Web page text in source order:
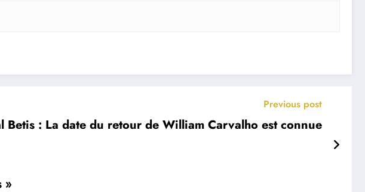
Previous post
Betis : La date du retour de William Carvalho est connue
»